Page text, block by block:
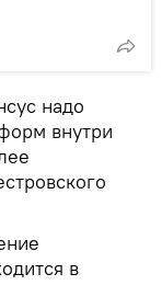
надо
внутри
в